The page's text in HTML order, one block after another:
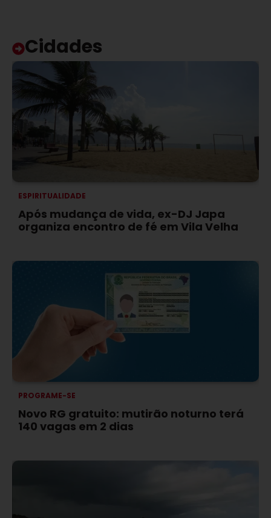
Cidades
ESPIRITUALIDADE
Após mudança de vida, ex-DJ Japa
organiza encontro de fé em Vila Velha
PROGRAME-SE
Novo RG gratuito: mutirão noturno terá
140 vagas em 2 dias